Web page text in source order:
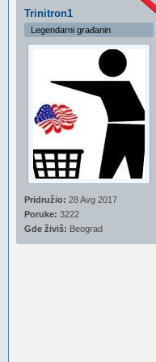
Trinitron1
Legendarni građanin
Pridružio: 28 Avg 2017
Poruke: 3222
Gde živiš: Beograd